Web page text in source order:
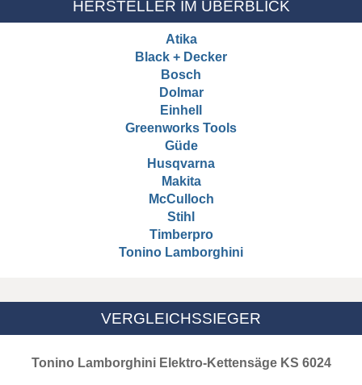
HERSTELLER IM ÜBERBLICK
Atika
Black + Decker
Bosch
Dolmar
Einhell
Greenworks Tools
Güde
Husqvarna
Makita
McCulloch
Stihl
Timberpro
Tonino Lamborghini
VERGLEICHSSIEGER
Tonino Lamborghini Elektro-Kettensäge KS 6024